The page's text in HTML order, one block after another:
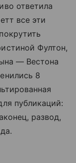
ответила
все эти
Фултон,
— Вестона
8
публикаций:
развод,